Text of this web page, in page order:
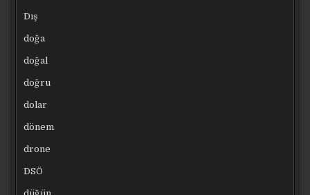
Dış
doğa
doğal
doğru
dolar
dönem
drone
DSÖ